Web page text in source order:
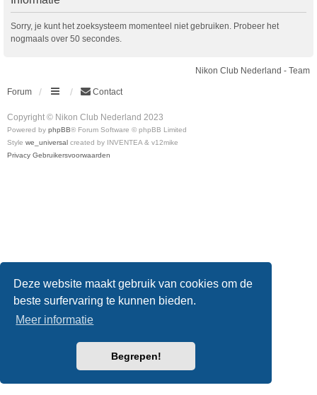
Deze website maakt gebruik van cookies om de
beste surfervaring te kunnen bieden.
Meer informatie
Begrepen!
Sorry, je kunt het zoeksysteem momenteel niet gebruiken. Probeer het
nogmaals over 50 secondes.
Nikon Club Nederland - Team
Forum Contact
Copyright © Nikon Club Nederland 2023
Powered by phpBB® Forum Software © phpBB Limited
Style we_universal created by INVENTEA & v12mike
Privacy Gebruikersvoorwaarden